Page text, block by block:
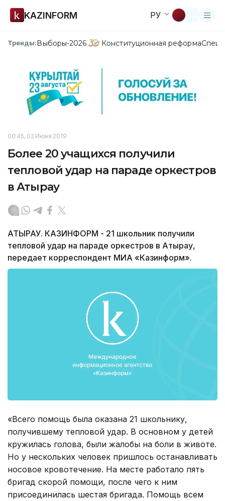
KAZINFORM РУ
Тренды:Выборы-2026 Конституционная реформа
00:45, 02 Июня 2019
Более 20 учащихся получили
тепловой удар на параде оркестров
в Атырау
АТЫРАУ. КАЗИНФОРМ - 21 школьник получили
тепловой удар на параде оркестров в Атырау,
передает корреспондент МИА «Казинформ».
«Всего помощь была оказана 21 школьнику,
получившему тепловой удар. В основном у детей
кружилась голова, были жалобы на боли в животе.
Но у нескольких человек пришлось останавливать
носовое кровотечение. На месте работало пять
бригад скорой помощи, после чего к ним
присоединилась шестая бригада. Помощь всем